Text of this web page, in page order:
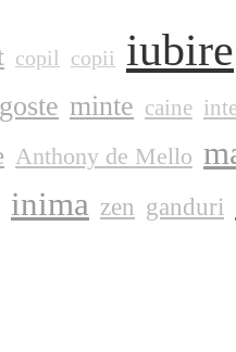
copil copii iubire
minte caine
Anthony de Mello
inima zen ganduri